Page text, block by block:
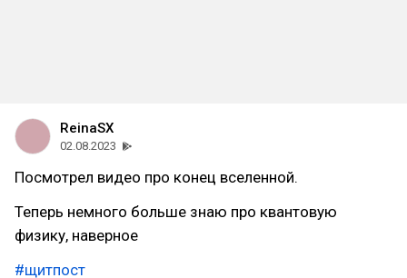
ReinaSX
02.08.2023
Посмотрел видео про конец вселенной.
Теперь немного больше знаю про квантовую
физику, наверное
#щитпост